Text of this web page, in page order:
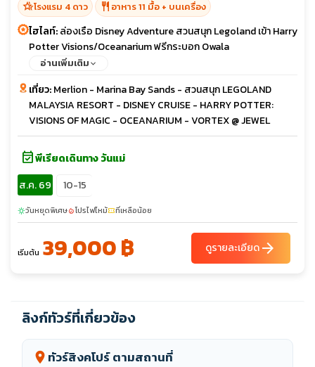
hotel_classโรงแรม 4 ดาว restaurant อาหาร 11 มื้อ + บนเครื่อง
ไฮไลท์:ล่องเรือ Disney Adventure สวนสนุก Legoland เข้า Harry
Potter Visions/Oceanarium ฟรีกระบอก Owala
อ่านเพิ่มเติม
เที่ยว:Merlion - Marina Bay Sands - สวนสนุก LEGOLAND
MALAYSIA RESORT - DISNEY CRUISE - HARRY POTTER:
VISIONS OF MAGIC - OCEANARIUM - VORTEX @ JEWEL
event_availableพีเรียดเดินทาง วันแม่
ส.ค. 69
10-15
sunnyวันหยุดพิเศษlocal_fire_departmentโปรไฟไหม้confirmation_numberที่เหลือน้อย
เริ่มต้น 39,000 ฿ ดูรายละเอียดarrow_forward
ลิงก์ทัวร์ที่เกี่ยวข้อง
location_on ทัวร์สิงคโปร์ ตามสถานที่